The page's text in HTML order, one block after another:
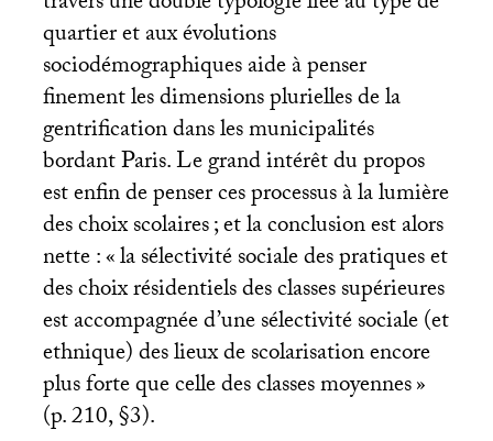
quartier et aux évolutions
sociodémographiques aide à penser
finement les dimensions plurielles de la
gentrification dans les municipalités
bordant Paris. Le grand intérêt du propos
est enfin de penser ces processus à la lumière
des choix scolaires; et la conclusion est alors
nette : «la sélectivité sociale des pratiques et
des choix résidentiels des classes supérieures
est accompagnée d’une sélectivité sociale (et
ethnique) des lieux de scolarisation encore
plus forte que celle des classes moyennes»
(p. 210, §3).